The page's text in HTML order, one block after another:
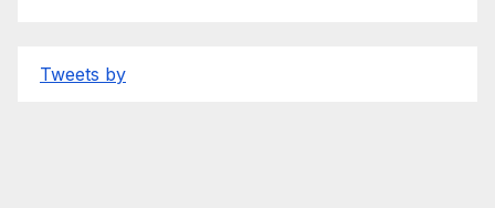
Tweets by